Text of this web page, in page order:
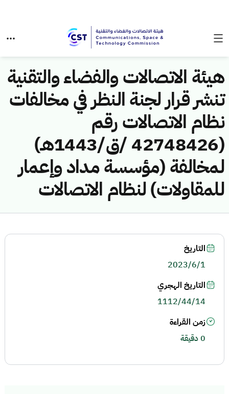
هيئة الاتصالات والفضاء والتقنية
تنشر قرار لجنة النظر في مخالفات
نظام الاتصالات رقم
(42748426 /ق/1443هـ)
لمخالفة (مؤسسة مداد وإعمار
للمقاولات) لنظام الاتصالات
التاريخ
2023/6/1
التاريخ الهجري
1112/44/14
زمن القراءة
0 دقيقة